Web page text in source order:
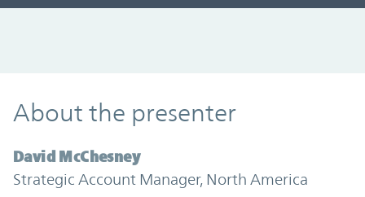
About the presenter
David McChesney
Strategic Account Manager, North America